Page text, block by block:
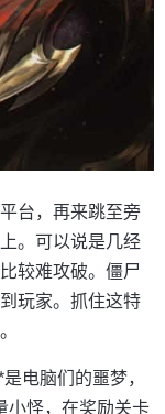
台，再来跳至旁
。可以说是几经
较难攻破。僵尸
玩家。抓住这特
电脑们的噩梦，
小怪，在奖励关卡